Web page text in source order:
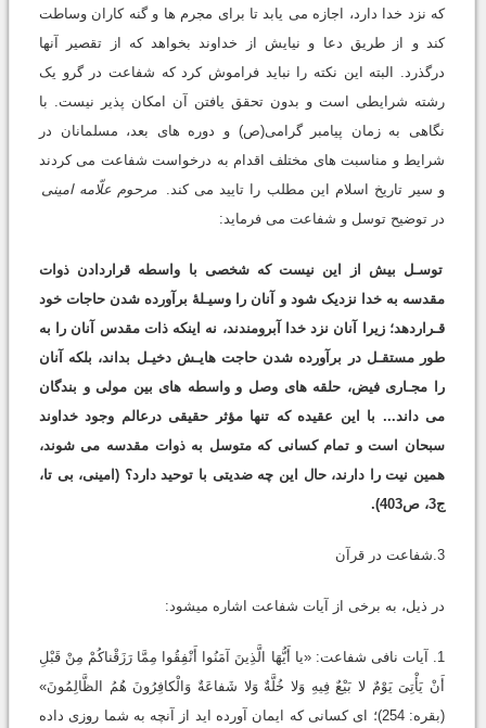
که نزد خدا دارد، اجازه می یابد تا برای مجرم ها و گنه کاران وساطت
کند و از طریق دعا و نیایش از خداوند بخواهد که از تقصیر آنها
درگذرد. البته این نکته را نباید فراموش کرد که شفاعت در گرو یک
رشته شرایطی است و بدون تحقق یافتن آن امکان پذیر نیست. با
نگاهی به زمان پیامبر گرامی(ص) و دوره های بعد، مسلمانان در
شرایط و مناسبت های مختلف اقدام به درخواست شفاعت می کردند
و سیر تاریخ اسلام این مطلب را تایید می کند.
مرحوم علّامه امینی
در توضیح توسل و شفاعت می فرماید:
توسـل بیش از این نیست که شخصی با واسطه قراردادن ذوات
مقدسه به خدا نزدیک شود و آنان را وسیـلۀ برآورده شدن حاجات خود
قـراردهد؛ زیرا آنان نزد خدا آبرومندند، نه اینکه ذات مقدس آنان را به
طور مستقـل در برآورده شدن حاجت هایـش دخیـل بداند، بلکه آنان
را مجـاری فیض، حلقه های وصل و واسطه های بین مولی و بندگان
می داند... با این عقیده که تنها مؤثر حقیقی درعالم وجود خداوند
سبحان است و تمام کسانی که متوسل به ذوات مقدسه می شوند،
همین نیت را دارند، حال این چه ضدیتی با توحید دارد؟ (امینی، بی تا،
ج3، ص403).
3.شفاعت در قرآن
در ذیل، به برخی از آیات شفاعت اشاره می‏شود:
1. آیات نافی شفاعت: «یا أَیُّهَا الَّذِینَ آمَنُوا أَنْفِقُوا مِمَّا رَزَقْناکُمْ مِنْ قَبْلِ
أَنْ یَأْتِیَ یَوْمٌ لا بَیْعٌ فِیهِ وَلا خُلَّةٌ وَلا شَفاعَةٌ وَالْکافِرُونَ هُمُ الظَّالِمُونَ»
(بقره: 254)؛ ای کسانی که ایمان آورده اید از آنچه به شما روزی داده